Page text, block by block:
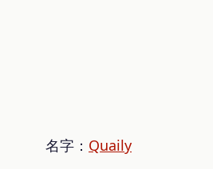
名字： Quaily